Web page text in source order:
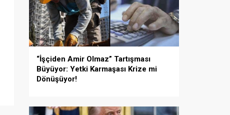
“İşçiden Amir Olmaz” Tartışması
Büyüyor: Yetki Karmaşası Krize mi
Dönüşüyor!